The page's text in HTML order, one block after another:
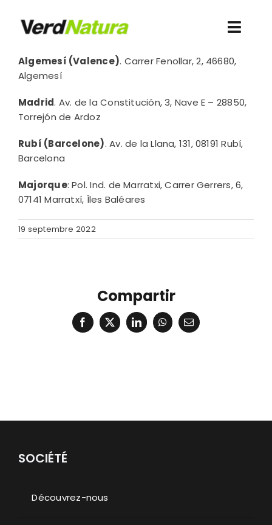
content
Je veux acheter
Contact
Algemesí (Valence). Carrer Fenollar, 2, 46680,
Algemesí
Madrid. Av. de la Constitución, 3, Nave E – 28850,
Torrejón de Ardoz
Rubí (Barcelone).Av. de la Llana, 131, 08191 Rubí,
Barcelona
Majorque:Pol. Ind. de Marratxi, Carrer Gerrers, 6,
07141 Marratxí, Îles Baléares
19 septembre 2022
Compartir
Facebook
X LinkedInWhatsApp
Email
SOCIÉTÉ
Découvrez-nous